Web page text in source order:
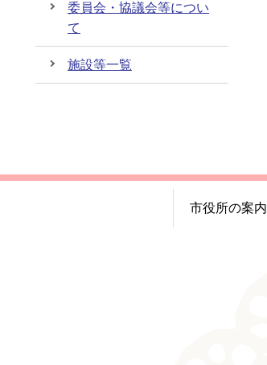
委員会・協議会等につい
て
施設等一覧
市役所の案内